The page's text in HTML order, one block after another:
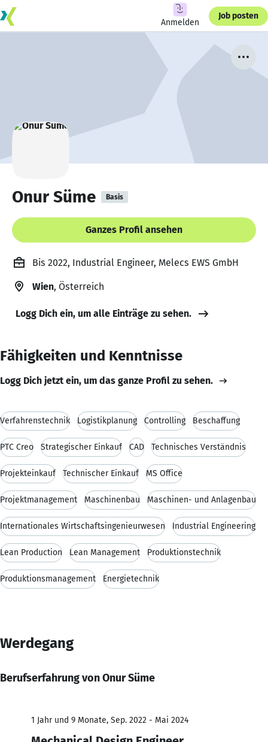
Anmelden
Job posten
Onur Süme Basis
Ganzes Profil ansehen
Bis 2022, Industrial Engineer, Melecs EWS GmbH
Wien, Österreich
Logg Dich ein, um alle Einträge zu sehen.
Fähigkeiten und Kenntnisse
Logg Dich jetzt ein, um das ganze Profil zu sehen.
Verfahrenstechnik Logistikplanung Controlling Beschaffung
PTC Creo Strategischer Einkauf CAD Technisches Verständnis
Projekteinkauf Technischer Einkauf MS Office
Projektmanagement Maschinenbau Maschinen- und Anlagenbau
Internationales Wirtschaftsingenieurwesen Industrial Engineering
Lean Production Lean Management Produktionstechnik
Produktionsmanagement Energietechnik
Werdegang
Berufserfahrung von Onur Süme
1 Jahr und 9 Monate, Sep. 2022 - Mai 2024